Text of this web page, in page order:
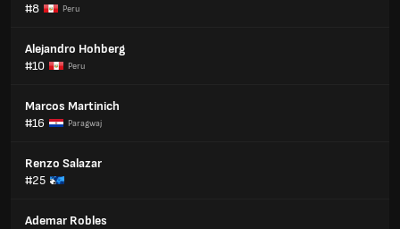
#8
Peru
Alejandro Hohberg
#10
Peru
Marcos Martinich
#16
Paragwaj
Renzo Salazar
#25
Ademar Robles